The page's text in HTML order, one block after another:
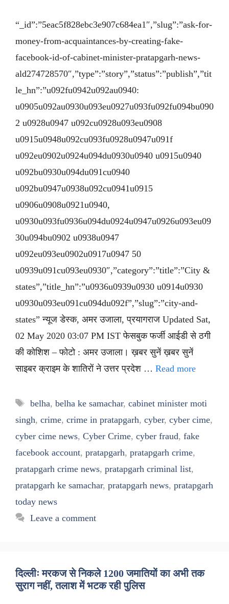
“_id”:”5eac5f828ebc3e907c684ea1″,”slug”:”ask-for-
money-from-acquaintances-by-creating-fake-
facebook-id-of-cabinet-minister-pratapgarh-news-
ald274728570″,”type”:”story”,”status”:”publish”,”tit
le_hn”:”u092fu0942u092au0940:
u0905u092au0930u093eu0927u093fu092fu094bu090
2 u0928u0947 u092cu0928u093eu0908
u0915u0948u092cu093fu0928u0947u091f
u092eu0902u0924u094du0930u0940 u0915u0940
u092bu0930u094du091cu0940
u092bu0947u0938u092cu0941u0915
u0906u0908u0921u0940,
u0930u093fu0936u094du0924u0947u0926u093eu09
30u094bu0902 u0938u0947
u092eu093eu0902u0917u0947 50
u0939u091cu093eu0930″,”category”:”title”:”City &
states”,”title_hn”:”u0936u0939u0930 u0914u0930
u0930u093eu091cu094du092f”,”slug”:”city-and-
states” न्यूज डेस्क, अमर उजाला, प्रयागराज Updated Sat,
02 May 2020 03:07 PM IST फेसबुक फर्जी आईडी से ठगी
की कोशिश – फोटो : अमर उजाला। ख़बर सुनें ख़बर सुनें
साइबर क्राइम के शातिरों ने उत्तर प्रदेश … Read more
Tags
belha, belha ke samachar, cabinet minister moti
singh, crime, crime in pratapgarh, cyber, cyber cime,
cyber cime news, Cyber Crime, cyber fraud, fake
facebook account, pratapgarh, pratapgarh crime,
pratapgarh crime news, pratapgarh criminal list,
pratapgarh ke samachar, pratapgarh news, pratapgarh
today news
Leave a comment
दिल्लीः मरकज से निकले 1200 जमातियों का अभी तक
सुराग नहीं, तलाश में भटक रही पुलिस